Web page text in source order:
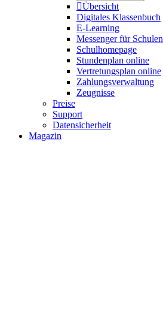
Übersicht
Digitales Klassenbuch
E-Learning
Messenger für Schulen
Schulhomepage
Stundenplan online
Vertretungsplan online
Zahlungsverwaltung
Zeugnisse
Preise
Support
Datensicherheit
Magazin